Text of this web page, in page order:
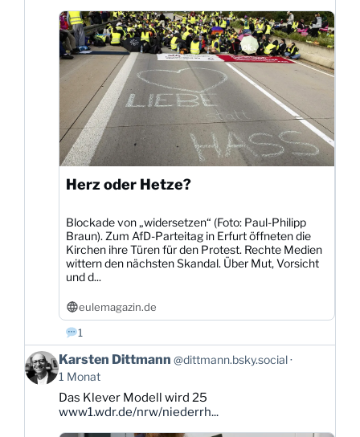
Bluesky
ansehen
Herz oder Hetze?
Blockade von „widersetzen“ (Foto: Paul-Philipp
Braun). Zum AfD-Parteitag in Erfurt öffneten die
Kirchen ihre Türen für den Protest. Rechte Medien
wittern den nächsten Skandal. Über Mut, Vorsicht
und d...
eulemagazin.de
1
Beitrag
von
Karsten
Dittmann
Bluesky
Karsten Dittmann @dittmann.bsky.social
1 Monat
Das Klever Modell wird 25
www1.wdr.de/nrw/niederrh...